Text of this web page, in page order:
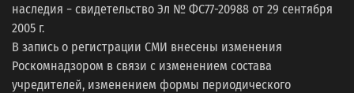
наследия − свидетельство Эл № ФС77-20988 от 29 сентября
2005 г.
В запись о регистрации СМИ внесены изменения
Роскомнадзором в связи с изменением состава
учредителей, изменением формы периодического